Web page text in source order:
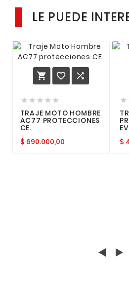
LE PUEDE
  
    
TRAJE MOTO HOMBRE
AC77 PROTECCIONES
CE.
$ 690.000,00

$